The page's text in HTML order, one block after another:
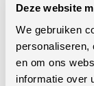
Deze website
We gebruiken
personaliseren,
en om ons
informatie over